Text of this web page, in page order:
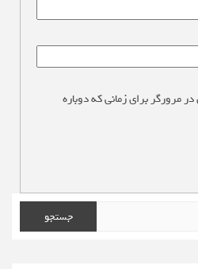
مرورگر برای زمانی که دوباره